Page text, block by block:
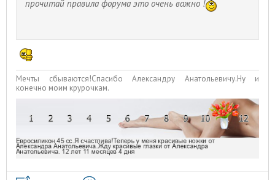
прочитай правила форума это очень важно !
Мечты сбываются!Спасибо Александру Анатольевичу.Ну и
конечно моим крурочкам.